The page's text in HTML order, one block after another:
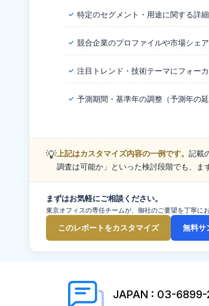
✓ 特定のセグメント・用途に関する詳
✓ 競合企業のプロファイルや市場シェ
✓ 注目トレンド・技術テーマにフォー
✓ 予測期間・基準年の調整（予測年の延
💡 上記はカスタマイズ内容の一例です。 記載
調査は可能か」といった検討段階でも、ま
まずはお気軽にご相談ください。
東京オフィスの専任チームが、御社のご要望を丁寧に
このレポートをカスタマイズ 無料
JAPAN : 03-6899-